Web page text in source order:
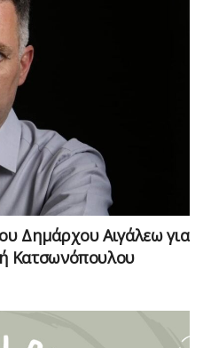
Δημάρχου Αιγάλεω για
Κατσωνόπουλου